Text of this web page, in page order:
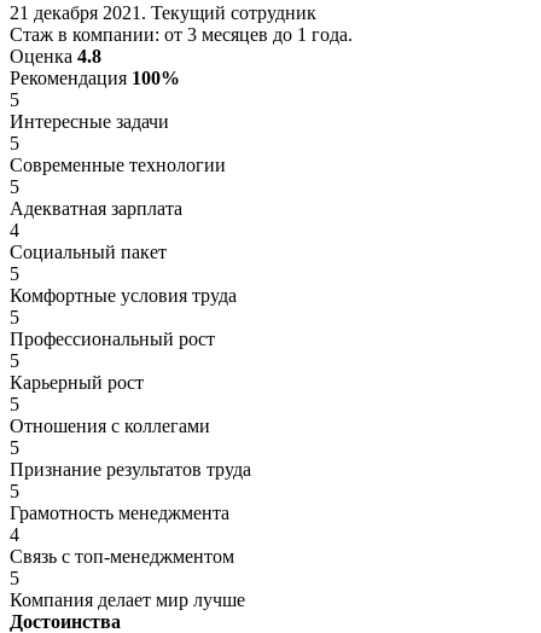
21 декабря 2021. Текущий сотрудник
Стаж в компании: от 3 месяцев до 1 года.
Оценка 4.8
Рекомендация 100%
5
Интересные задачи
5
Современные технологии
5
Адекватная зарплата
4
Социальный пакет
5
Комфортные условия труда
5
Профессиональный рост
5
Карьерный рост
5
Отношения с коллегами
5
Признание результатов труда
5
Грамотность менеджмента
4
Связь с топ-менеджментом
5
Компания делает мир лучше
Достоинства